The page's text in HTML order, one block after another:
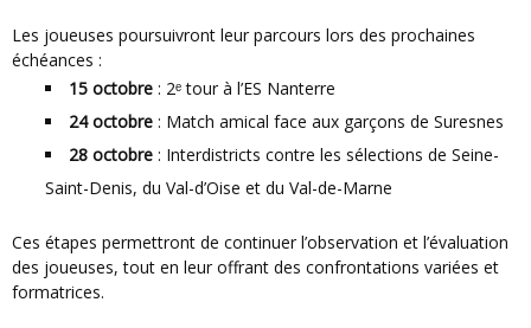
Les joueuses poursuivront leur parcours lors des prochaines
échéances :
15 octobre : 2ᵉ tour à l’ES Nanterre
24 octobre : Match amical face aux garçons de Suresnes
28 octobre : Interdistricts contre les sélections de Seine-
Saint-Denis, du Val-d’Oise et du Val-de-Marne
Ces étapes permettront de continuer l’observation et l’évaluation
des joueuses, tout en leur offrant des confrontations variées et
formatrices.